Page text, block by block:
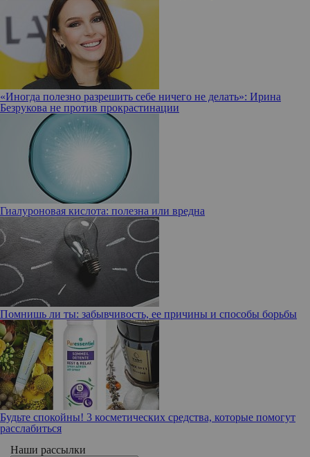
«Иногда полезно разрешить себе ничего не делать»: Ирина
Безрукова не против прокрастинации
Гиалуроновая кислота: полезна или вредна
Помнишь ли ты: забывчивость, ее причины и способы борьбы
Будьте спокойны! 3 косметических средства, которые помогут
расслабиться
Наши рассылки